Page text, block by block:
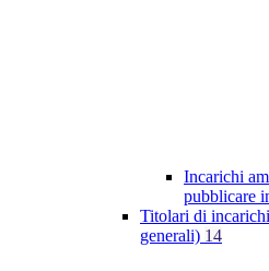
Incarichi
pubblicare
Titolari di
generali) 14